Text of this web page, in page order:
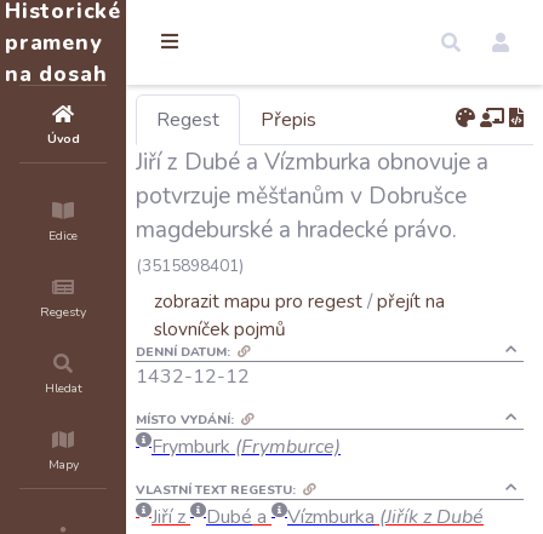
Historické
prameny
na dosah
Úvod
Edice
Regesty
Hledat
Mapy
Regest Přepis
Jiří z Dubé a Vízmburka obnovuje a
potvrzuje měšťanům v Dobrušce
magdeburské a hradecké právo.
(3515898401)
zobrazit mapu pro regest/přejít na
slovníček pojmů
DENNÍ DATUM:
1432-12-12
MÍSTO VYDÁNÍ:
Frymburk (Frymburce)
VLASTNÍ TEXT REGESTU:
Jiří z Dubé a Vízmburka (Jiříkz Dubé